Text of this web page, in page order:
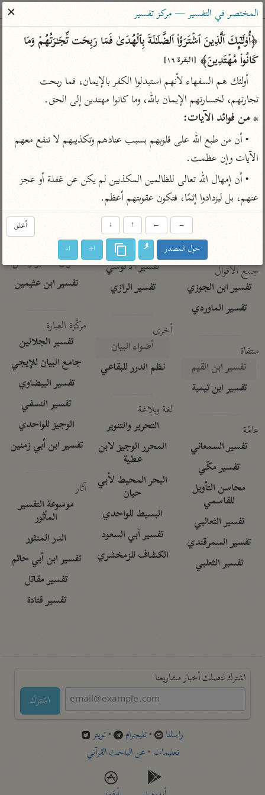
ساهم معنا في نشر القرآن والعلم الشرعي
الباحث القرآني
بحث تفسير
Type 2 or more characters for results.
Type 1 or more
characters for results.
أمّهات
تفسير الطبري
تفسير ابن كثير
تفسير القرطبي
جمع الأقوال
تفسير ابن الجوزي
تفسير الماوردي
منتقاة
تفسير ابن القيم
تفسير ابن تيمية
عامّة
تفسير السمعاني
تفسير مكّي
محاسن التأويل
للقاسمي
تفسير الثعالبي
تفسير السمرقندي
تفسير الثعلبي
عامّة
فتح القدير للشوكاني
تفسير ابن جزي
موسوعات
تفسير الآلوسي
تفسير الرازي
أخرى
أضواء البيان
نظم الدرر للبقاعي
لغة وبلاغة
التحرير والتنوير
المحرر الوجيز لابن
عطية
البحر المحيط لأبي
حيان
البسيط للواحدي
تفسير أبي السعود
الكشاف للزمخشري
معاصرة
الميسر
المختصر في
تفسير السعدي
أيسر التفاسير
القرآن – تدبر وعمل
تفسير ابن عثيمين
مركَّزة العبارة
تفسير الجلالين
جامع البيان للإيجي
تفسير البيضاوي
تفسير النسفي
الوجيز للواحدي
تفسير ابن أبي زمنين
آثار
موسوعة التفسير
المأثور
الدر المنثور
تفسير ابن أبي حاتم
تفسير مقاتل
تفسير قتادة
اشترك لتصلك أخبار مشاريعنا
اشترك
راسلنا •تليجرام •تويتر
تعليمات •عن الباحث القرآني
المختصر في التفسير — مركز تفسير
✕
كَانُوا۟ مُهۡتَدِینَ﴾ [البقرة ١٦]
تجارتهم، لخسارتهم الإيمان بالله، وما كانوا مهتدين إلى الحق.
* من فوائد الآيات:
الآيات وإن عظمت.
• أن إمهال الله تعالى للظالمين المكذبين لم يكن عن غفلة أو عجز
عنهم، بل ليزدادوا إثمًا، فتكون عقوبتهم أعظم.
أغلق →
←
↑
↓
حول المصدر ا+ ا-